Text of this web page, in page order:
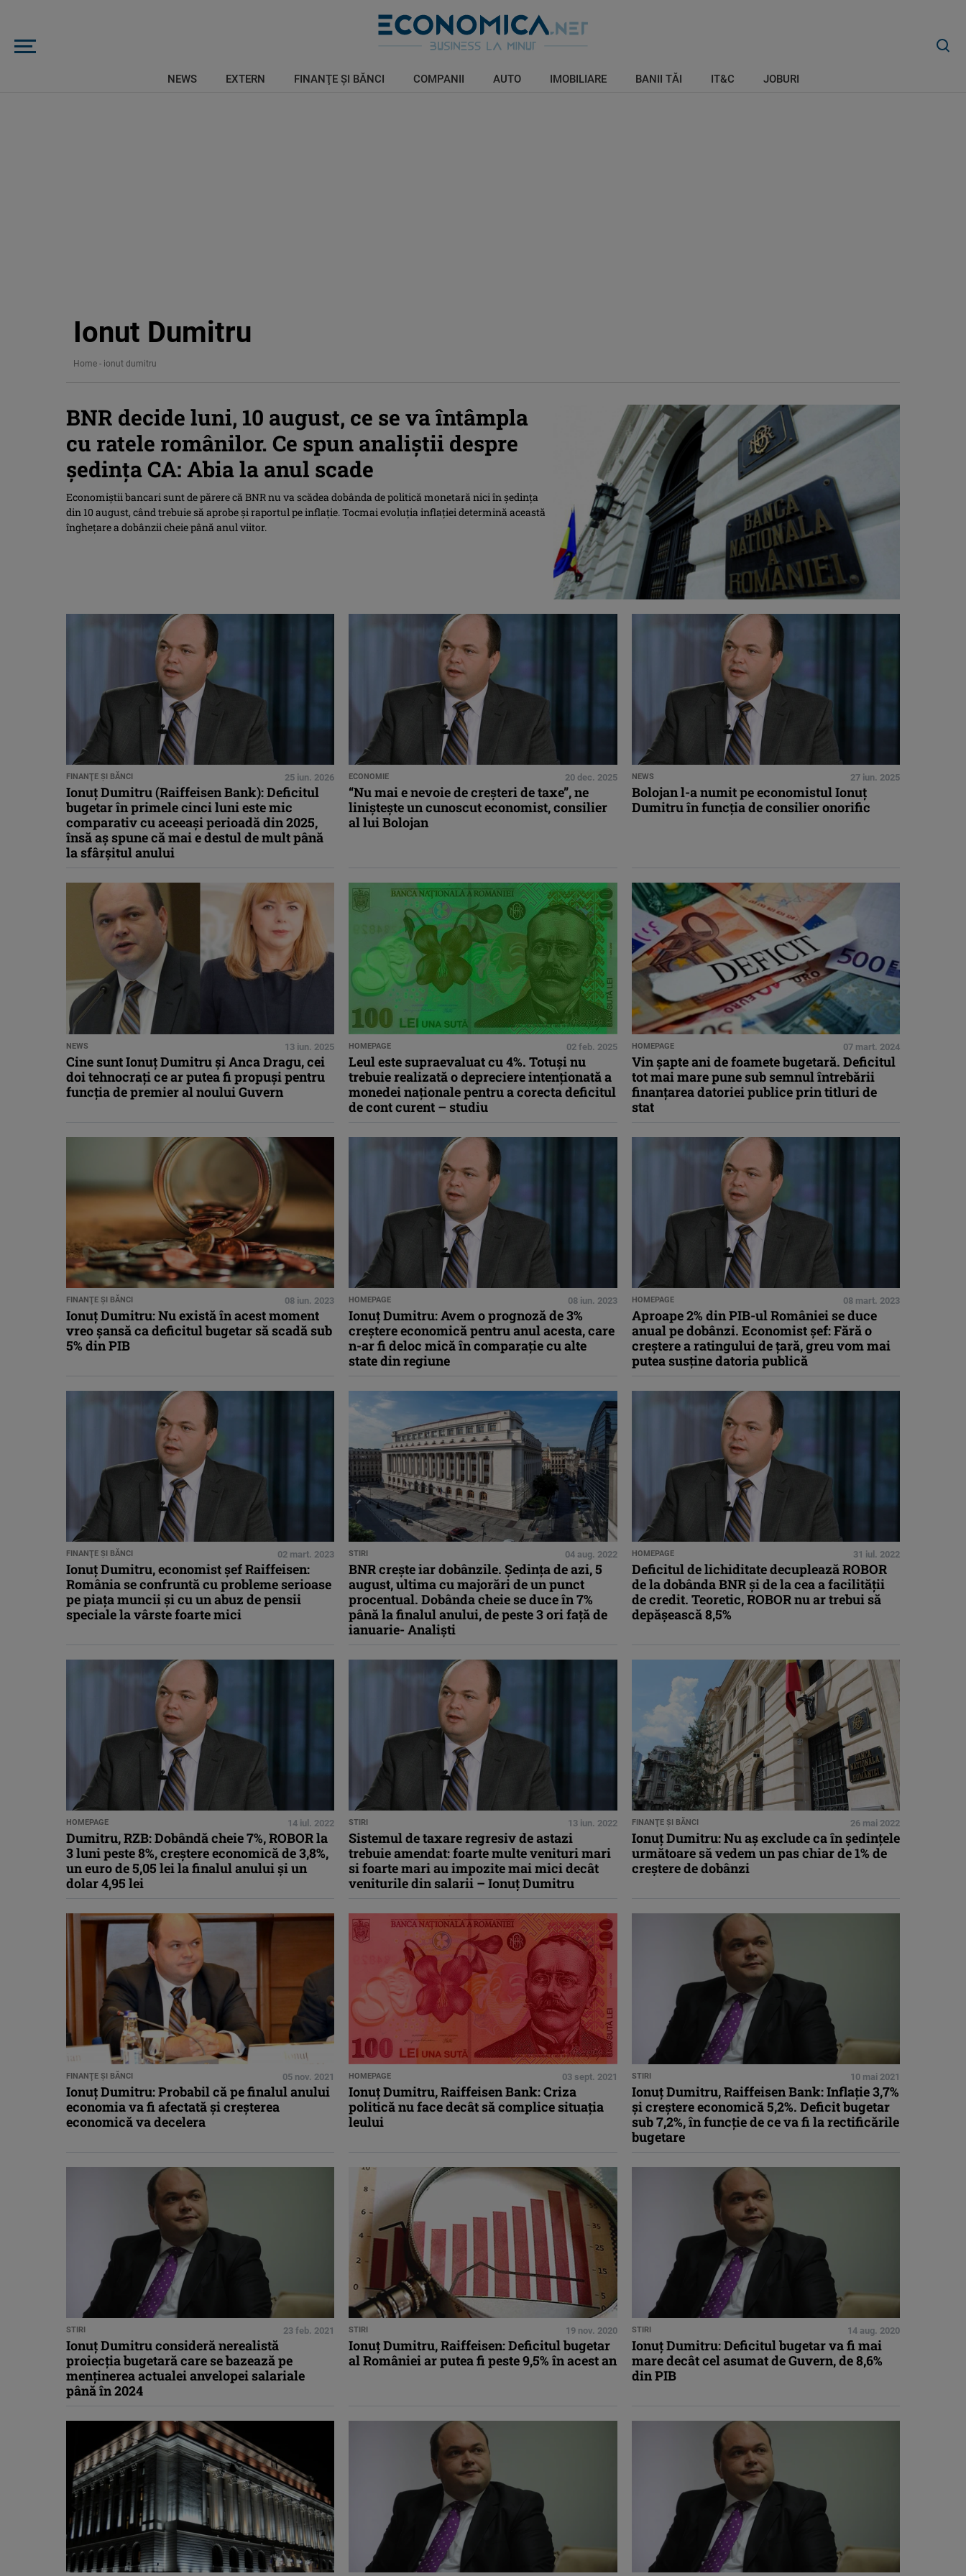
NEWS EXTERN FINANŢE ŞI BĂNCI COMPANII AUTO IMOBILIARE BANII TĂI IT&C JOBURI
Ionut Dumitru
Home - ionut dumitru
BNR decide luni, 10 august, ce se va întâmpla
cu ratele românilor. Ce spun analiștii despre
ședința CA: Abia la anul scade
Economiștii bancari sunt de părere că BNR nu va scădea dobânda de politică monetară nici în ședința
din 10 august, când trebuie să aprobe și raportul pe inflație. Tocmai evoluția inflației determină această
înghețare a dobânzii cheie până anul viitor.
FINANŢE ŞI BĂNCI 25 iun. 2026
Ionuț Dumitru (Raiffeisen Bank): Deficitul
bugetar în primele cinci luni este mic
comparativ cu aceeași perioadă din 2025,
însă aş spune că mai e destul de mult până
la sfârşitul anului
ECONOMIE 20 dec. 2025
“Nu mai e nevoie de creșteri de taxe”, ne
liniștește un cunoscut economist, consilier
al lui Bolojan
NEWS 27 iun. 2025
Bolojan l-a numit pe economistul Ionuț
Dumitru în funcția de consilier onorific
NEWS 13 iun. 2025
Cine sunt Ionuţ Dumitru şi Anca Dragu, cei
doi tehnocraţi ce ar putea fi propuşi pentru
funcţia de premier al noului Guvern
HOMEPAGE 02 feb. 2025
Leul este supraevaluat cu 4%. Totuși nu
trebuie realizată o depreciere intenționată a
monedei naţionale pentru a corecta deficitul
de cont curent – studiu
HOMEPAGE 07 mart. 2024
Vin șapte ani de foamete bugetară. Deficitul
tot mai mare pune sub semnul întrebării
finanțarea datoriei publice prin titluri de
stat
FINANŢE ŞI BĂNCI 08 iun. 2023
Ionuț Dumitru: Nu există în acest moment
vreo șansă ca deficitul bugetar să scadă sub
5% din PIB
HOMEPAGE 08 iun. 2023
Ionuț Dumitru: Avem o prognoză de 3%
creştere economică pentru anul acesta, care
n-ar fi deloc mică în comparație cu alte
state din regiune
HOMEPAGE 08 mart. 2023
Aproape 2% din PIB-ul României se duce
anual pe dobânzi. Economist șef: Fără o
creștere a ratingului de țară, greu vom mai
putea susține datoria publică
FINANŢE ŞI BĂNCI 02 mart. 2023
Ionuț Dumitru, economist șef Raiffeisen:
România se confruntă cu probleme serioase
pe piața muncii și cu un abuz de pensii
speciale la vârste foarte mici
STIRI 04 aug. 2022
BNR crește iar dobânzile. Ședința de azi, 5
august, ultima cu majorări de un punct
procentual. Dobânda cheie se duce în 7%
până la finalul anului, de peste 3 ori față de
ianuarie- Analiști
HOMEPAGE 31 iul. 2022
Deficitul de lichiditate decuplează ROBOR
de la dobânda BNR şi de la cea a facilităţii
de credit. Teoretic, ROBOR nu ar trebui să
depăşească 8,5%
HOMEPAGE 14 iul. 2022
Dumitru, RZB: Dobândă cheie 7%, ROBOR la
3 luni peste 8%, creştere economică de 3,8%,
un euro de 5,05 lei la finalul anului şi un
dolar 4,95 lei
STIRI 13 iun. 2022
Sistemul de taxare regresiv de astazi
trebuie amendat: foarte multe venituri mari
si foarte mari au impozite mai mici decât
veniturile din salarii – Ionuț Dumitru
FINANŢE ŞI BĂNCI 26 mai 2022
Ionuţ Dumitru: Nu aş exclude ca în şedinţele
următoare să vedem un pas chiar de 1% de
creştere de dobânzi
FINANŢE ŞI BĂNCI 05 nov. 2021
Ionuţ Dumitru: Probabil că pe finalul anului
economia va fi afectată şi creşterea
economică va decelera
HOMEPAGE 03 sept. 2021
Ionuţ Dumitru, Raiffeisen Bank: Criza
politică nu face decât să complice situaţia
leului
STIRI 10 mai 2021
Ionuţ Dumitru, Raiffeisen Bank: Inflaţie 3,7%
şi creştere economică 5,2%. Deficit bugetar
sub 7,2%, în funcţie de ce va fi la rectificările
bugetare
STIRI 23 feb. 2021
Ionuț Dumitru consideră nerealistă
proiecția bugetară care se bazează pe
menținerea actualei anvelopei salariale
până în 2024
STIRI 19 nov. 2020
Ionuţ Dumitru, Raiffeisen: Deficitul bugetar
al României ar putea fi peste 9,5% în acest an
STIRI 14 aug. 2020
Ionuţ Dumitru: Deficitul bugetar va fi mai
mare decât cel asumat de Guvern, de 8,6%
din PIB